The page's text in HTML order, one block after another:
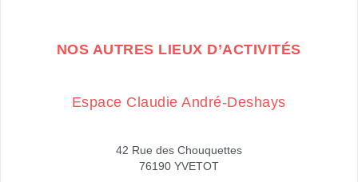
NOS AUTRES LIEUX D’ACTIVITÉS
Espace Claudie André-Deshays
42 Rue des Chouquettes
76190 YVETOT